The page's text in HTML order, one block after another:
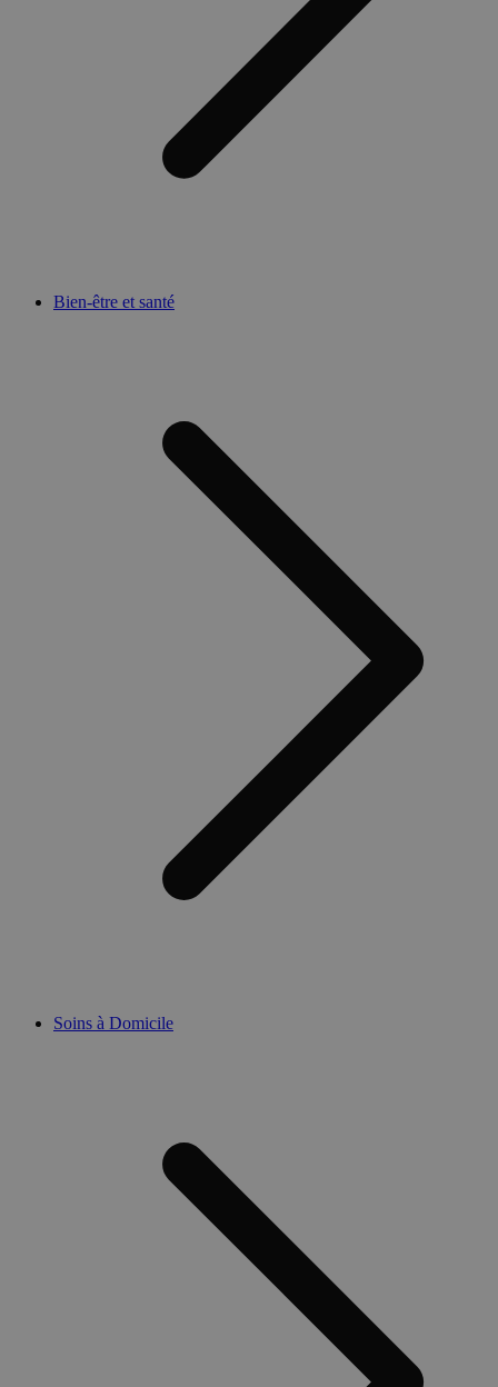
Bien-être et santé
Soins à Domicile